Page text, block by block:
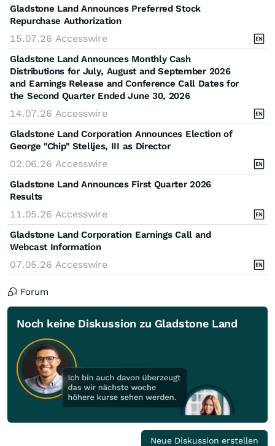
Gladstone Land Announces Preferred Stock
Repurchase Authorization
15.07.26 Accesswire
Gladstone Land Announces Monthly Cash
Distributions for July, August and September 2026
and Earnings Release and Conference Call Dates for
the Second Quarter Ended June 30, 2026
14.07.26 Accesswire
Gladstone Land Corporation Announces Election of
George "Chip" Stelljes, III as Director
02.06.26 Accesswire
Gladstone Land Announces First Quarter 2026
Results
11.05.26 Accesswire
Gladstone Land Corporation Earnings Call and
Webcast Information
07.05.26 Accesswire
Forum
Noch keine Diskussion zu Gladstone Land
Neue Diskussion erstellen